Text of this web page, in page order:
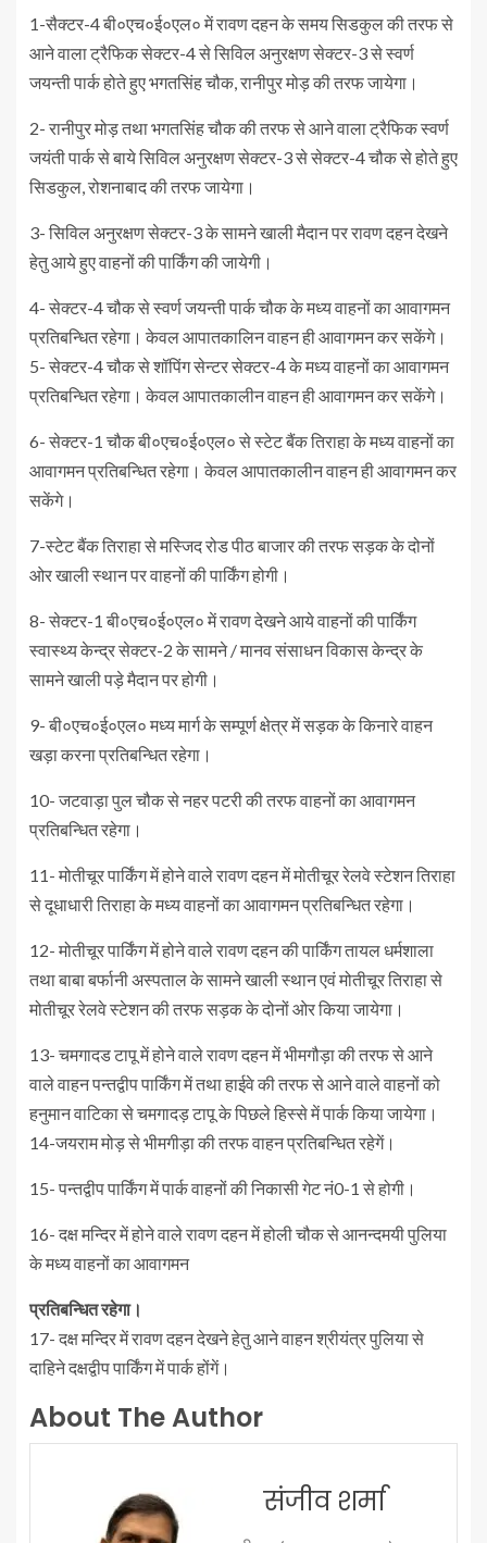
1-सैक्टर-4 बी०एच०ई०एल० में रावण दहन के समय सिडकुल की तरफ से
आने वाला ट्रैफिक सेक्टर-4 से सिविल अनुरक्षण सेक्टर-3 से स्वर्ण
जयन्ती पार्क होते हुए भगतसिंह चौक, रानीपुर मोड़ की तरफ जायेगा।
2- रानीपुर मोड़ तथा भगतसिंह चौक की तरफ से आने वाला ट्रैफिक स्वर्ण
जयंती पार्क से बाये सिविल अनुरक्षण सेक्टर-3 से सेक्टर-4 चौक से होते हुए
सिडकुल, रोशनाबाद की तरफ जायेगा।
3- सिविल अनुरक्षण सेक्टर-3 के सामने खाली मैदान पर रावण दहन देखने
हेतु आये हुए वाहनों की पार्किंग की जायेगी।
4- सेक्टर-4 चौक से स्वर्ण जयन्ती पार्क चौक के मध्य वाहनों का आवागमन
प्रतिबन्धित रहेगा। केवल आपातकालिन वाहन ही आवागमन कर सकेंगे।
5- सेक्टर-4 चौक से शॉपिंग सेन्टर सेक्टर-4 के मध्य वाहनों का आवागमन
प्रतिबन्धित रहेगा। केवल आपातकालीन वाहन ही आवागमन कर सकेंगे।
6- सेक्टर-1 चौक बी०एच०ई०एल० से स्टेट बैंक तिराहा के मध्य वाहनों का
आवागमन प्रतिबन्धित रहेगा। केवल आपातकालीन वाहन ही आवागमन कर
सकेंगे।
7-स्टेट बैंक तिराहा से मस्जिद रोड पीठ बाजार की तरफ सड़क के दोनों
ओर खाली स्थान पर वाहनों की पार्किंग होगी।
8- सेक्टर-1 बी०एच०ई०एल० में रावण देखने आये वाहनों की पार्किंग
स्वास्थ्य केन्द्र सेक्टर-2 के सामने / मानव संसाधन विकास केन्द्र के
सामने खाली पड़े मैदान पर होगी।
9- बी०एच०ई०एल० मध्य मार्ग के सम्पूर्ण क्षेत्र में सड़क के किनारे वाहन
खड़ा करना प्रतिबन्धित रहेगा।
10- जटवाड़ा पुल चौक से नहर पटरी की तरफ वाहनों का आवागमन
प्रतिबन्धित रहेगा।
11- मोतीचूर पार्किंग में होने वाले रावण दहन में मोतीचूर रेलवे स्टेशन तिराहा
से दूधाधारी तिराहा के मध्य वाहनों का आवागमन प्रतिबन्धित रहेगा।
12- मोतीचूर पार्किंग में होने वाले रावण दहन की पार्किंग तायल धर्मशाला
तथा बाबा बर्फानी अस्पताल के सामने खाली स्थान एवं मोतीचूर तिराहा से
मोतीचूर रेलवे स्टेशन की तरफ सड़क के दोनों ओर किया जायेगा।
13- चमगादड टापू में होने वाले रावण दहन में भीमगौड़ा की तरफ से आने
वाले वाहन पन्तद्वीप पार्किंग में तथा हाईवे की तरफ से आने वाले वाहनों को
हनुमान वाटिका से चमगादड़ टापू के पिछले हिस्से में पार्क किया जायेगा।
14-जयराम मोड़ से भीमगीड़ा की तरफ वाहन प्रतिबन्धित रहेगें।
15- पन्तद्वीप पार्किंग में पार्क वाहनों की निकासी गेट नं0-1 से होगी।
16- दक्ष मन्दिर में होने वाले रावण दहन में होली चौक से आनन्दमयी पुलिया
के मध्य वाहनों का आवागमन
प्रतिबन्धित रहेगा।
17- दक्ष मन्दिर में रावण दहन देखने हेतु आने वाहन श्रीयंत्र पुलिया से
दाहिने दक्षद्वीप पार्किंग में पार्क होंगें।
About The Author
संजीव शर्मा